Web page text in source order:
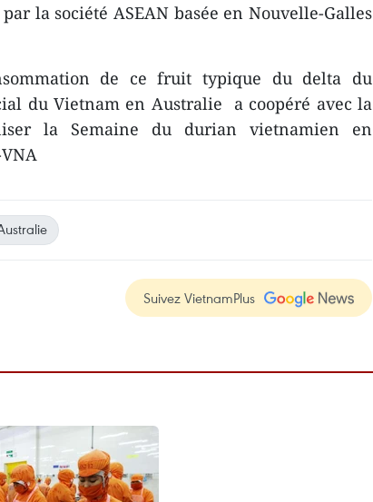
la société ASEAN basée en Nouvelle-Galles
de ce fruit typique du delta du
du Vietnam en Australie a coopéré avec la
la Semaine du durian vietnamien en
Suivez VietnamPlus